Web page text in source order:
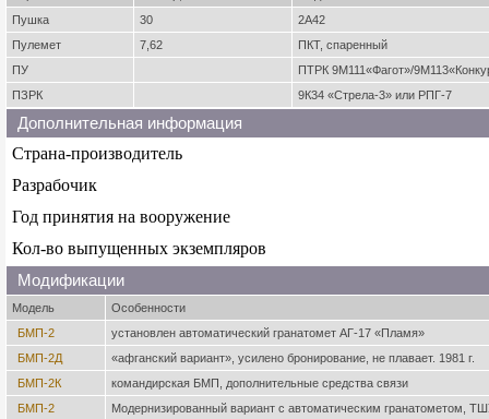
Пушка
30
2А42
Пулемет
7,62
ПКТ, спаренный
ПУ
ПТРК 9М111«Фагот»/
ПЗРК
9К34 «Стрела-3» или РПГ-7
Дополнительная информация
Страна-производитель
Разрабочик
Год принятия на вооружение
Кол-во выпущенных экземпляров
Модификации
Модель
Особенности
БМП-2
установлен автоматический гранатомет АГ-17 «Пламя»
БМП-2Д
«афганский вариант», усилено бронирование, не плавает. 1981 г.
БМП-2К
командирская БМП, дополнительные средства связи
БМП-2
Модернизированный вариант с автоматическим гранатометом,